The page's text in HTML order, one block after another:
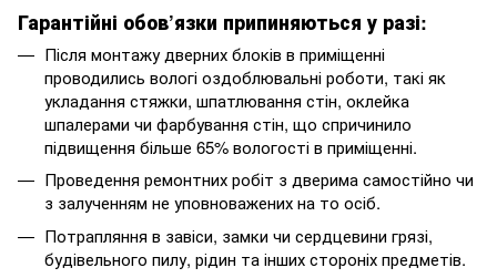
Гарантійні обов’язки припиняються у разі:
Після монтажу дверних блоків в приміщенні
проводились вологі оздоблювальні роботи, такі як
укладання стяжки, шпатлювання стін, оклейка
шпалерами чи фарбування стін, що спричинило
підвищення більше 65% вологості в приміщенні.
Проведення ремонтних робіт з дверима самостійно чи
з залученням не уповноважених на то осіб.
Потрапляння в завіси, замки чи сердцевини грязі,
будівельного пилу, рідин та інших стороніх предметів.